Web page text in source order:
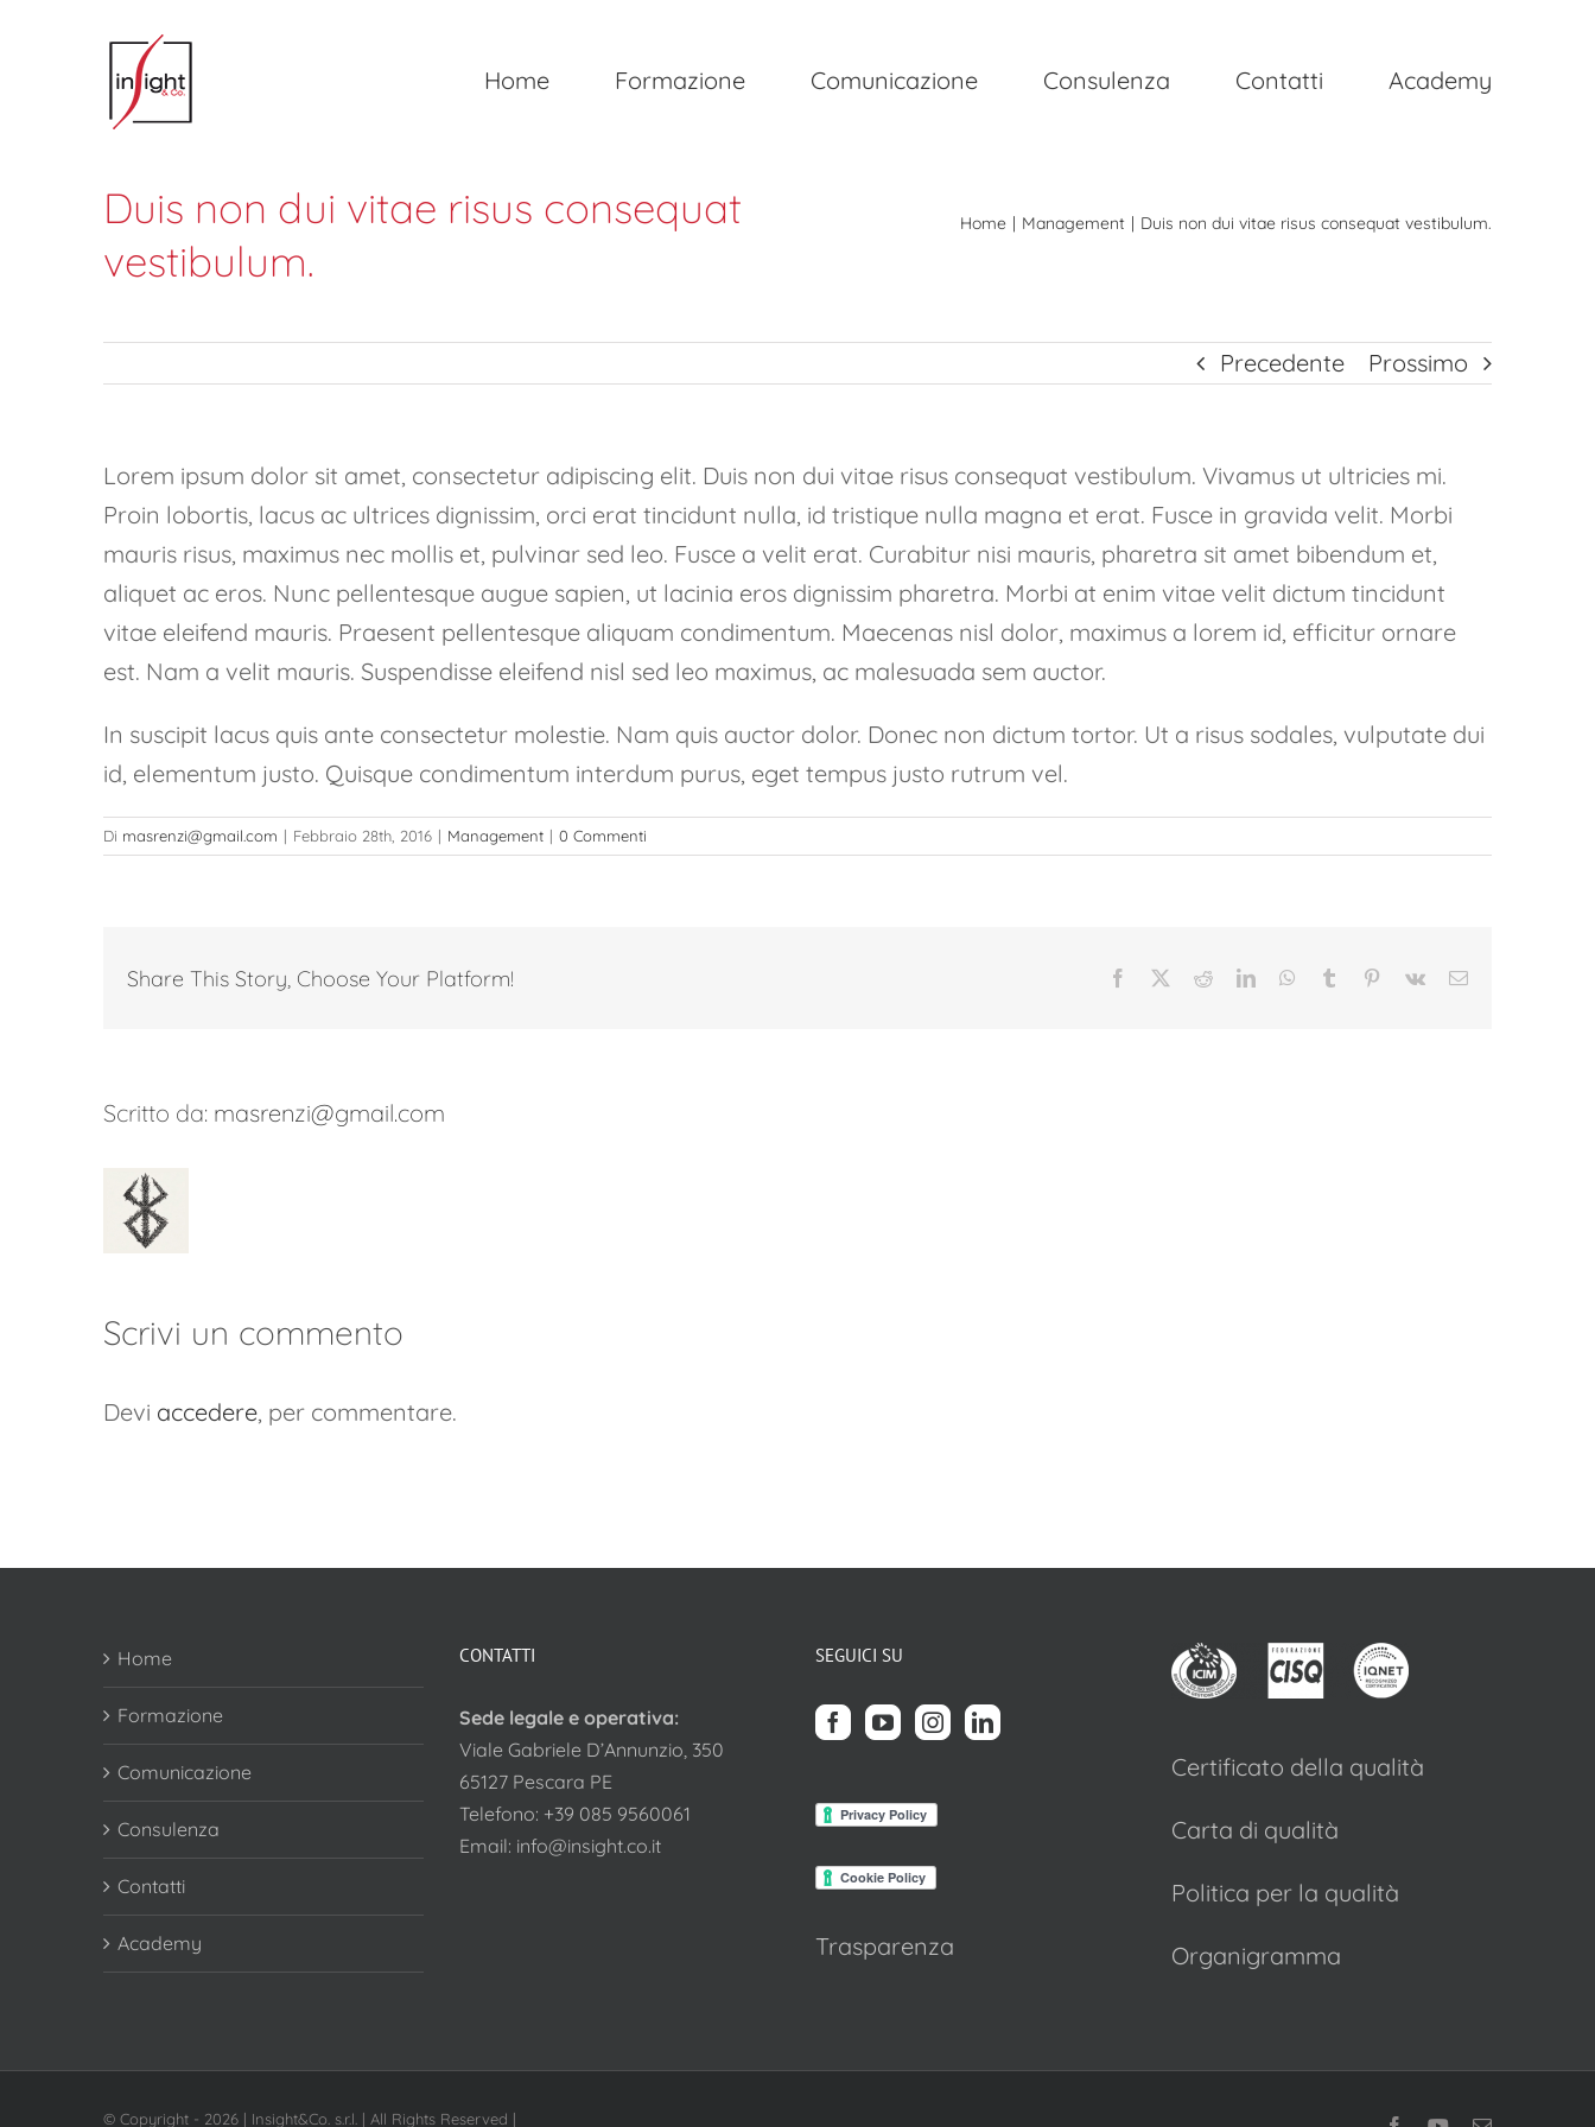
Home Formazione Comunicazione Consulenza Contatti Academy
Duis non dui vitae risus consequat
vestibulum.
Home Management Duis non dui vitae risus consequat vestibulum.
Precedente Prossimo
Lorem ipsum dolor sit amet, consectetur adipiscing elit. Duis non dui vitae risus consequat vestibulum. Vivamus ut ultricies mi.
Proin lobortis, lacus ac ultrices dignissim, orci erat tincidunt nulla, id tristique nulla magna et erat. Fusce in gravida velit. Morbi
mauris risus, maximus nec mollis et, pulvinar sed leo. Fusce a velit erat. Curabitur nisi mauris, pharetra sit amet bibendum et,
aliquet ac eros. Nunc pellentesque augue sapien, ut lacinia eros dignissim pharetra. Morbi at enim vitae velit dictum tincidunt
vitae eleifend mauris. Praesent pellentesque aliquam condimentum. Maecenas nisl dolor, maximus a lorem id, efficitur ornare
est. Nam a velit mauris. Suspendisse eleifend nisl sed leo maximus, ac malesuada sem auctor.
In suscipit lacus quis ante consectetur molestie. Nam quis auctor dolor. Donec non dictum tortor. Ut a risus sodales, vulputate dui
id, elementum justo. Quisque condimentum interdum purus, eget tempus justo rutrum vel.
Di masrenzi@gmail.com | Febbraio 28th, 2016 | Management | 0 Commenti
Share This Story, Choose Your Platform! Facebook
TwitterRedditLinkedInWhatsApp
Tumblr Pinterest
Vk Email
Scritto da: masrenzi@gmail.com
Scrivi un commento
Devi accedere, per commentare.
Home
Formazione
Comunicazione
Consulenza
Contatti
Academy
CONTATTI
Sede legale e operativa:
Viale Gabriele D’Annunzio, 350
65127 Pescara PE
Telefono: +39 085 9560061
Email: info@insight.co.it
SEGUICI SU
Trasparenza
Certificato della qualità
Carta di qualità
Politica per la qualità
Organigramma
© Copyright - 2026 | Insight&Co. s.r.l. | All Rights Reserved |